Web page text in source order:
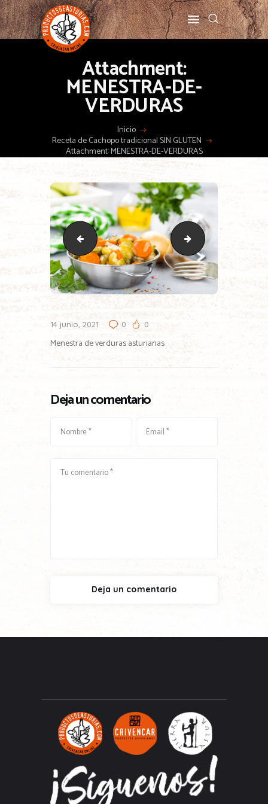
Attachment:
MENESTRA-DE-
VERDURAS
Inicio
Receta de Cachopo tradicional SIN GLUTEN
Attachment: MENESTRA-DE-VERDURAS
gastronomia.productosdeasturias menestra-
14 junio, 2021 0 0
Menestra de verduras asturianas
Deja un comentario